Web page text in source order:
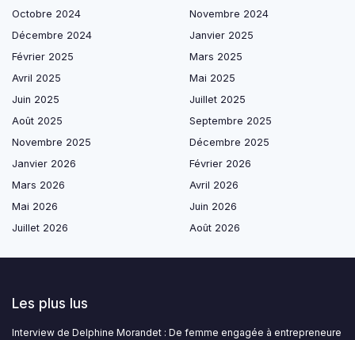
Octobre 2024
Novembre 2024
Décembre 2024
Janvier 2025
Février 2025
Mars 2025
Avril 2025
Mai 2025
Juin 2025
Juillet 2025
Août 2025
Septembre 2025
Novembre 2025
Décembre 2025
Janvier 2026
Février 2026
Mars 2026
Avril 2026
Mai 2026
Juin 2026
Juillet 2026
Août 2026
Les plus lus
Interview de Delphine Morandet : De femme engagée à entrepreneure